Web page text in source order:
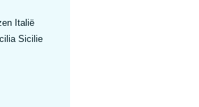
Italië
Sicilie